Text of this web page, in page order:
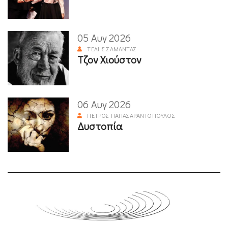
05 Αυγ 2026
ΤΈΛΗΣ ΣΑΜΑΝΤΆΣ
Τζον Χιούστον
06 Αυγ 2026
ΠΈΤΡΟΣ ΠΑΠΑΣΑΡΑΝΤΌΠΟΥΛΟΣ
Δυστοπία